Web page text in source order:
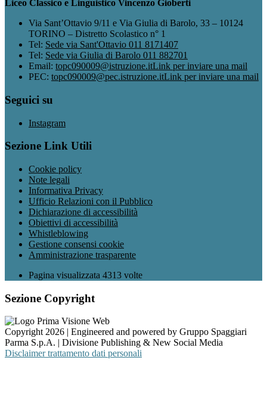
Liceo Classico e Linguistico Vincenzo Gioberti
Via Sant’Ottavio 9/11 e Via Giulia di Barolo, 33 – 10124
TORINO – Distretto Scolastico n° 1
Tel: Sede via Sant'Ottavio 011 8171407
Tel: Sede via Giulia di Barolo 011 882701
Email: topc090009@istruzione.itLink per inviare una mail
PEC: topc090009@pec.istruzione.itLink per inviare una mail
Seguici su
Instagram
Sezione Link Utili
Cookie policy
Note legali
Informativa Privacy
Ufficio Relazioni con il Pubblico
Dichiarazione di accessibilità
Obiettivi di accessibilità
Whistleblowing
Gestione consensi cookie
Amministrazione trasparente
Pagina visualizzata 4313 volte
Sezione Copyright
Copyright 2026 | Engineered and powered by Gruppo Spaggiari
Parma S.p.A. | Divisione Publishing & New Social Media
Disclaimer trattamento dati personali